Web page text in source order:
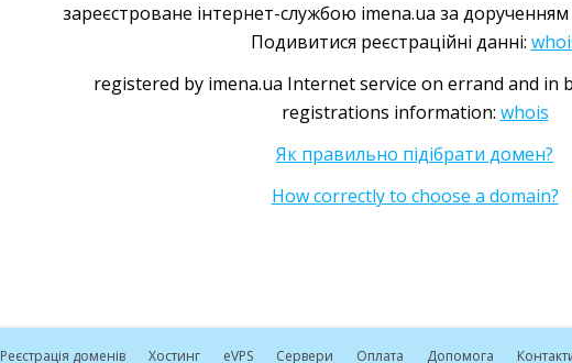
зареєстроване інтернет-службою imena.ua за дорученням
Подивитися реєстраційні данні:
registered by imena.ua Internet service on errand and in
registrations information: whois
Як правильно підібрати домен?
How correctly to choose a domain?
Реєстрація доменів Хостинг eVPS Сервери Оплата Допомога